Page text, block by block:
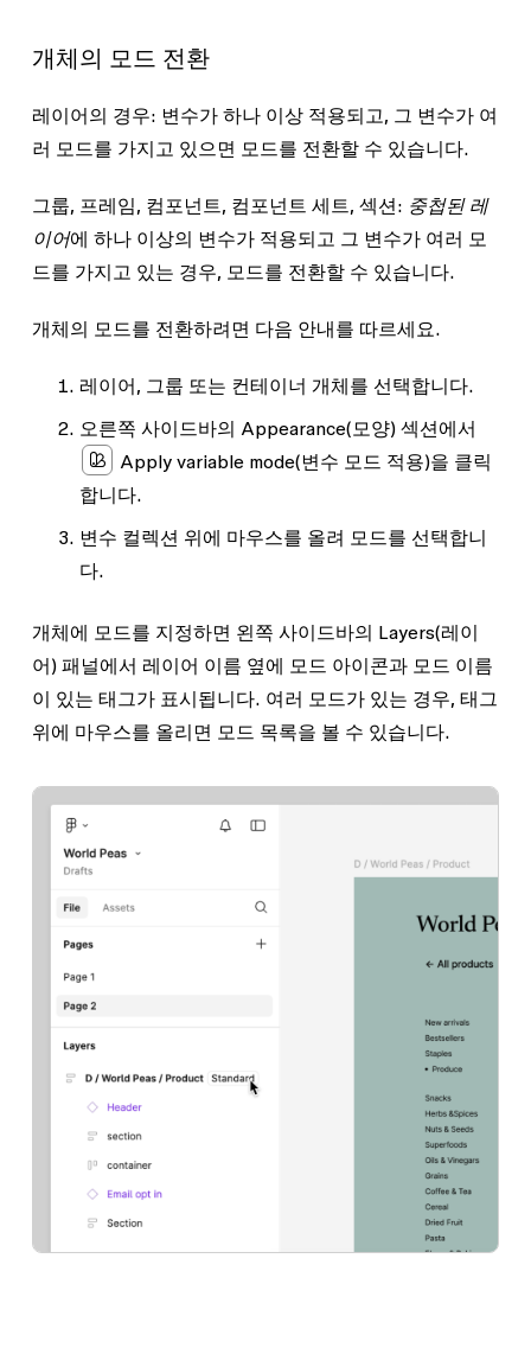
개체의 모드 전환
레이어의 경우: 변수가 하나 이상 적용되고, 그 변수가 여
러 모드를 가지고 있으면 모드를 전환할 수 있습니다.
그룹, 프레임, 컴포넌트, 컴포넌트 세트, 섹션: 중첩된 레
이어에 하나 이상의 변수가 적용되고 그 변수가 여러 모
드를 가지고 있는 경우, 모드를 전환할 수 있습니다.
개체의 모드를 전환하려면 다음 안내를 따르세요.
레이어, 그룹 또는 컨테이너 개체를 선택합니다.
오른쪽 사이드바의 Appearance(모양) 섹션에서
Apply variable mode(변수 모드 적용)을 클릭
합니다.
변수 컬렉션 위에 마우스를 올려 모드를 선택합니
다.
개체에 모드를 지정하면 왼쪽 사이드바의 Layers(레이
어) 패널에서 레이어 이름 옆에 모드 아이콘과 모드 이름
이 있는 태그가 표시됩니다. 여러 모드가 있는 경우, 태그
위에 마우스를 올리면 모드 목록을 볼 수 있습니다.